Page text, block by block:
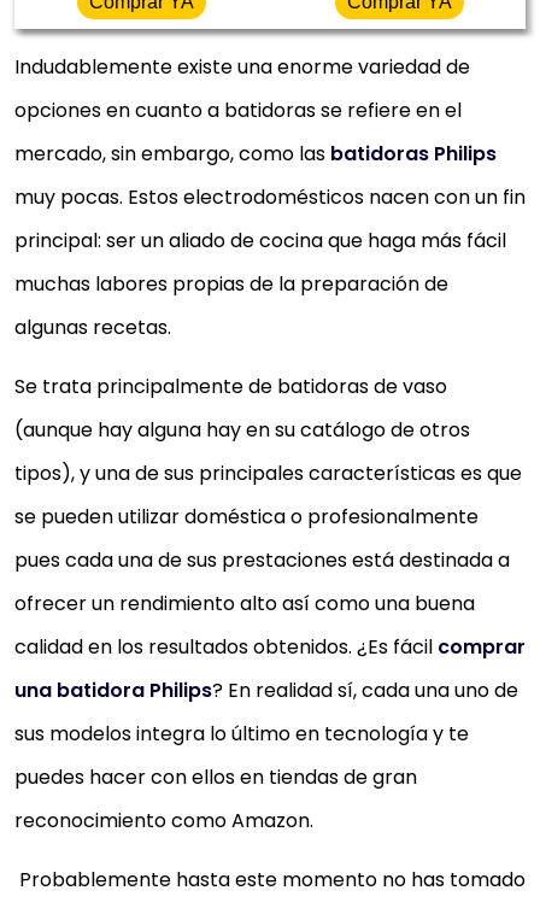
Indudablemente existe una enorme variedad de
opciones en cuanto a batidoras se refiere en el
mercado, sin embargo, como las batidoras Philips
muy pocas. Estos electrodomésticos nacen con un fin
principal: ser un aliado de cocina que haga más fácil
muchas labores propias de la preparación de
algunas recetas.
Se trata principalmente de batidoras de vaso
(aunque hay alguna hay en su catálogo de otros
tipos), y una de sus principales características es que
se pueden utilizar doméstica o profesionalmente
pues cada una de sus prestaciones está destinada a
ofrecer un rendimiento alto así como una buena
calidad en los resultados obtenidos. ¿Es fácil comprar
una batidora Philips? En realidad sí, cada una uno de
sus modelos integra lo último en tecnología y te
puedes hacer con ellos en tiendas de gran
reconocimiento como Amazon.
Probablemente hasta este momento no has tomado